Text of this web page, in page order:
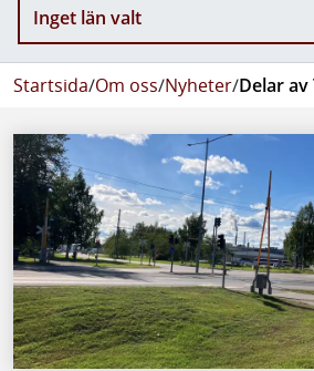
Inget län valt
Startsida/Om oss/Nyheter/Delar